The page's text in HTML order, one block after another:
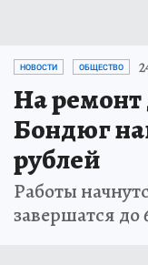
НОВОСТИ ОБЩЕСТВО
На
Бондюг
рублей
Работы
завершатся до